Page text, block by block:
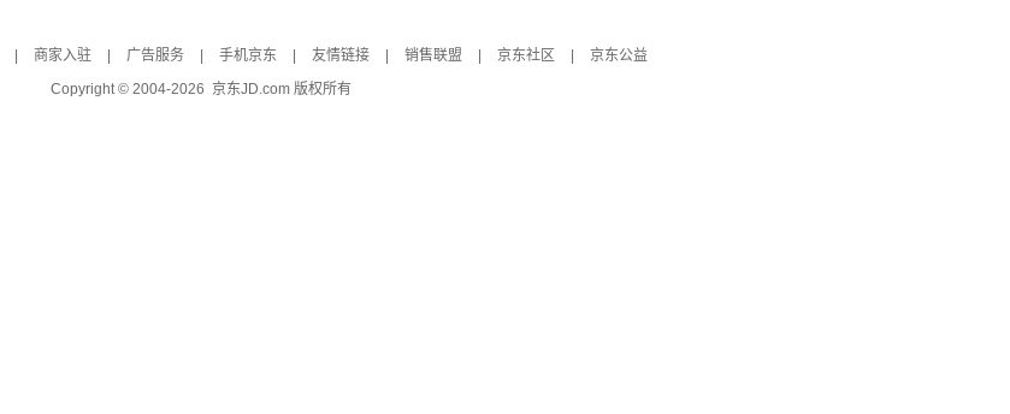
商家入驻 广告服务 手机京东 友情链接 销售联盟 京东社区
京东公益
Copyright © 2004-2026 京东JD.com 版权所有